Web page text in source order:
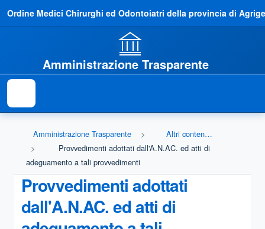
Ordine Medici Chirurghi ed Odontoiatri della provincia di
Amministrazione Trasparente
Amministrazione Trasparente
Altri contenuti - Prevenzione della Corruzione
Provvedimenti adottati dall'A.N.AC. ed atti di
adeguamento a tali provvedimenti
Provvedimenti adottati
dall'A.N.AC. ed atti di